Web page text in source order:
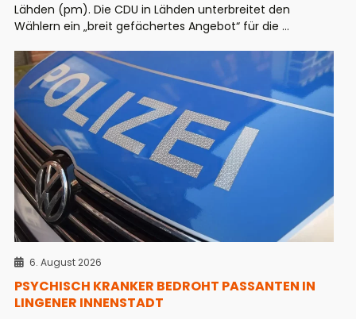
Lähden (pm). Die CDU in Lähden unterbreitet den
Wählern ein „breit gefächertes Angebot“ für die ...
6. August 2026
PSYCHISCH KRANKER BEDROHT PASSANTEN IN
LINGENER INNENSTADT